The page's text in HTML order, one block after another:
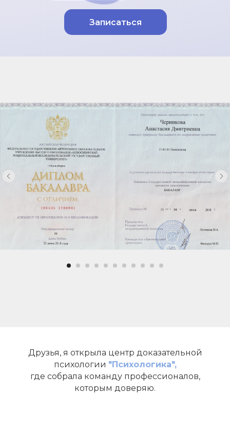
Записаться
Друзья, я открыла центр доказательной
психологии "Психологика",
где собрала команду профессионалов,
которым доверяю.